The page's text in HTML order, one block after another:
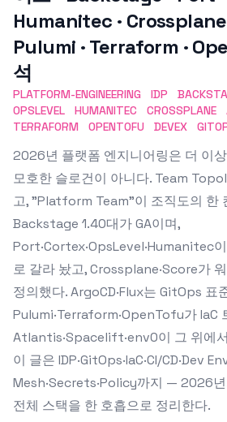
Humanitec · Crossplane
Pulumi · Terraform ·
석
PLATFORM-ENGINEERING IDP
OPSLEVEL
HUMANITEC CROSSPLANE
TERRAFORM
OPENTOFU DEVEX
2026년 플랫폼 엔지니어링은 더 이
모호한 슬로건이 아니다. Team
고, "Platform Team"이 조직도의 한
Backstage 1.40대가 GA이며,
Port·Cortex·OpsLevel·Humanitec
로 갈라 놨고, Crossplane·Score가
정의했다. ArgoCD·Flux는 GitOps 표
Pulumi·Terraform·OpenTofu가 IaC
Atlantis·Spacelift·env0이 그 위에
이 글은 IDP·GitOps·IaC·CI/CD·Dev
Mesh·Secrets·Policy까지 — 2026
전체 스택을 한 호흡으로 정리한다.